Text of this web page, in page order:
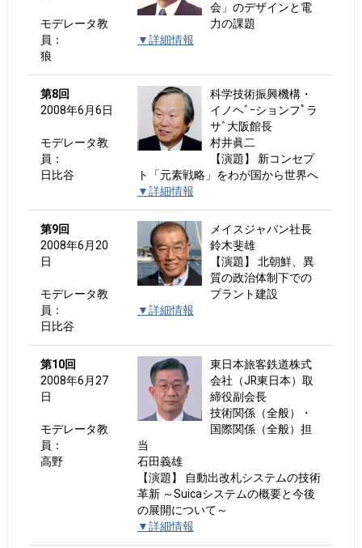
モデレータ教
員：
狼
会」のデザインと電
力の課題
▼詳細情報
第8回
2008年6月6日
モデレータ教
員：
日比谷
科学技術振興機構・
イノヘﾞｰションフﾟラ
サﾞ大阪館長
村井眞二
【演題】 新コンセプ
ト「元素戦略」をわが国から世界へ
▼詳細情報
第9回
2008年6月20
日
モデレータ教
員：
日比谷
メイスジャパン社長
鈴木斐雄
【演題】 北朝鮮、異
質の政治体制下での
プラント建設
▼詳細情報
第10回
2008年6月27
日
モデレータ教
員：
高野
東日本旅客鉄道株式
会社（JR東日本）取
締役副会長
技術関係（全般）・
国際関係（全般）担
当
石田義雄
【演題】 自動出改札システムの技術
革新 ～Suicaシステムの概要と今後
の展開について～
▼詳細情報